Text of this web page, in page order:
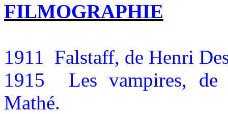
FILMOGRAPHIE
1911 Falstaff, de Henri
1915
Les vampires,
Mathé.